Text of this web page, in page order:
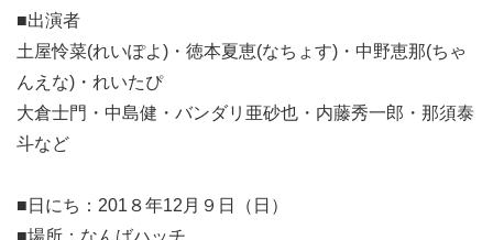
■出演者
土屋怜菜(れいぽよ)・徳本夏恵(なちょす)・中野恵那(ちゃ
んえな)・れいたぴ
大倉士門・中島健・バンダリ亜砂也・内藤秀一郎・那須泰
斗など
■日にち：201８年12月９日（日）
■場所：なんばハッチ